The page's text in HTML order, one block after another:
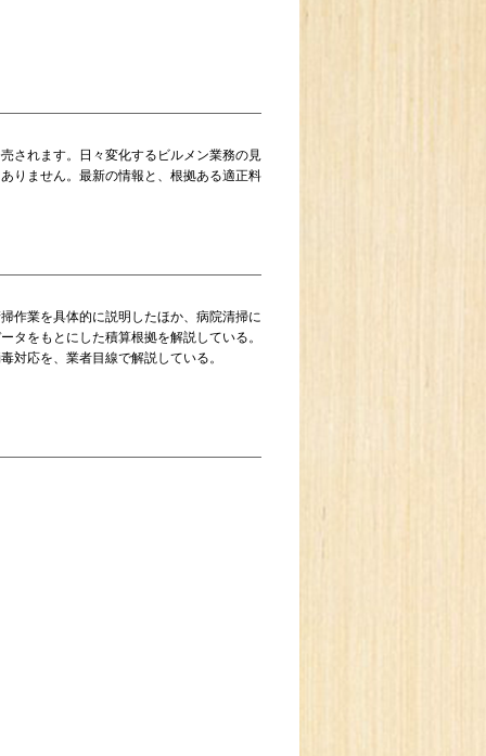
されます。日々変化するビルメン業務の見
りません。最新の情報と、根拠ある適正料
作業を具体的に説明したほか、病院清掃に
タをもとにした積算根拠を解説している。
対応を、業者目線で解説している。